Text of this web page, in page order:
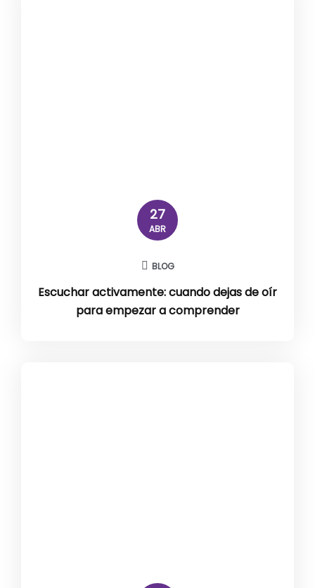
27
ABR
BLOG
Escuchar activamente: cuando dejas de oír
para empezar a comprender